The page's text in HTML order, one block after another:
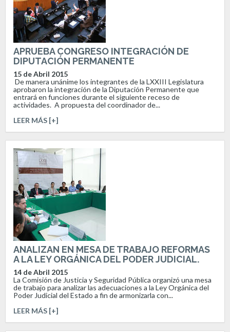
APRUEBA CONGRESO INTEGRACIÓN DE
DIPUTACIÓN PERMANENTE
15 de Abril 2015
De manera unánime los integrantes de la LXXIII Legislatura
aprobaron la integración de la Diputación Permanente que
entrará en funciones durante el siguiente receso de
actividades. A propuesta del coordinador de...
LEER MÁS [+]
ANALIZAN EN MESA DE TRABAJO REFORMAS
A LA LEY ORGÁNICA DEL PODER JUDICIAL.
14 de Abril 2015
La Comisión de Justicia y Seguridad Pública organizó una mesa
de trabajo para analizar las adecuaciones a la Ley Orgánica del
Poder Judicial del Estado a fin de armonizarla con...
LEER MÁS [+]